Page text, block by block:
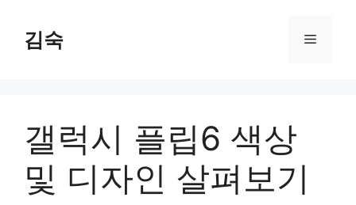
content
김숙 Menu
갤럭시 플립6 색상
및 디자인 살펴보기